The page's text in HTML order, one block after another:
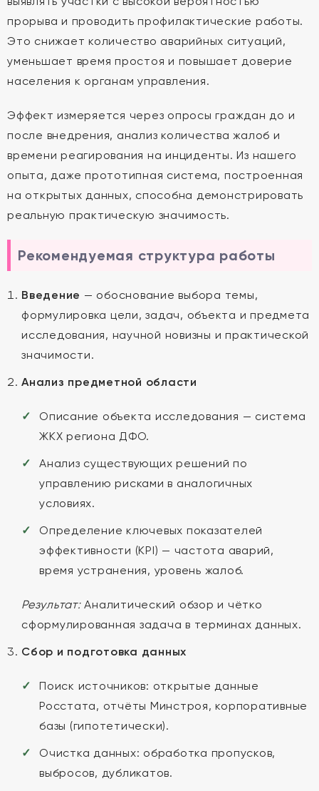
прорыва и проводить профилактические работы.
Это снижает количество аварийных ситуаций,
уменьшает время простоя и повышает доверие
населения к органам управления.
Эффект измеряется через опросы граждан до и
после внедрения, анализ количества жалоб и
времени реагирования на инциденты. Из нашего
опыта, даже прототипная система, построенная
на открытых данных, способна демонстрировать
реальную практическую значимость.
Рекомендуемая структура работы
Введение — обоснование выбора темы,
формулировка цели, задач, объекта и предмета
исследования, научной новизны и практической
значимости.
Анализ предметной области
Описание объекта исследования — система
ЖКХ региона ДФО.
Анализ существующих решений по
управлению рисками в аналогичных
условиях.
Определение ключевых показателей
эффективности (KPI) — частота аварий,
время устранения, уровень жалоб.
Результат:Аналитический обзор и чётко
сформулированная задача в терминах данных.
Сбор и подготовка данных
Поиск источников: открытые данные
Росстата, отчёты Минстроя, корпоративные
базы (гипотетически).
Очистка данных: обработка пропусков,
выбросов, дубликатов.